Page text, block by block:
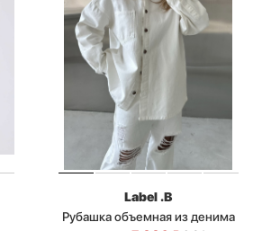
Label .B
Рубашка объемная из денима